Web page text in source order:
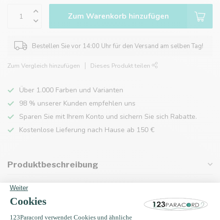
Zum Warenkorb hinzufügen
Bestellen Sie vor 14:00 Uhr für den Versand am selben Tag!
Zum Vergleich hinzufügen Dieses Produkt teilen
Über 1.000 Farben und Varianten
98 % unserer Kunden empfehlen uns
Sparen Sie mit Ihrem Konto und sichern Sie sich Rabatte.
Kostenlose Lieferung nach Hause ab 150 €
Produktbeschreibung
Eigenschaften